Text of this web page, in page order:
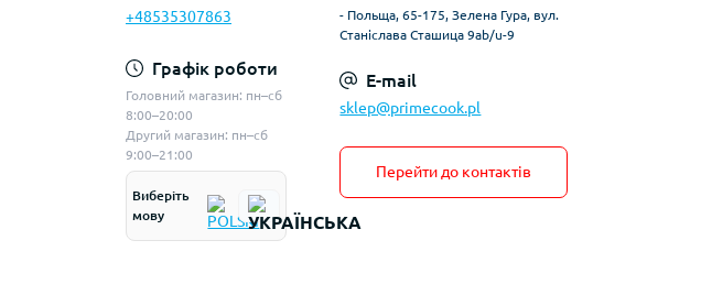
+48535307863
Графік роботи
Головний магазин: пн–сб
8:00–20:00
Другий магазин: пн–сб
9:00–21:00
Виберіть
мову
- Польща, 65-175, Зелена Гура, вул.
Станіслава Сташица 9ab/u-9
E-mail
sklep@primecook.pl
Перейти до контактів